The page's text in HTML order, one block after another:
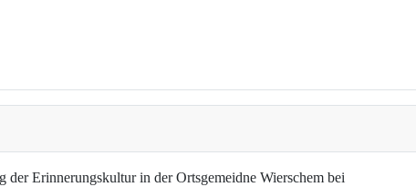
Erinnerungskultur in der Ortsgemeidne Wierschem bei